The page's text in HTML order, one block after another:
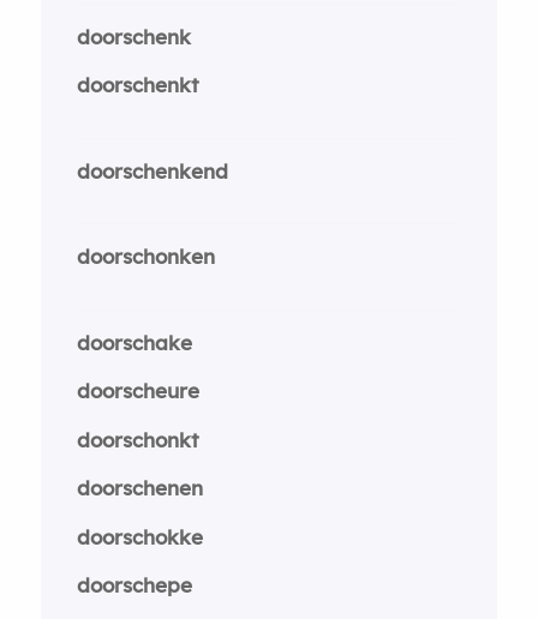
doorschenk
doorschenkt
doorschenkend
doorschonken
doorschake
doorscheure
doorschonkt
doorschenen
doorschokke
doorschepe